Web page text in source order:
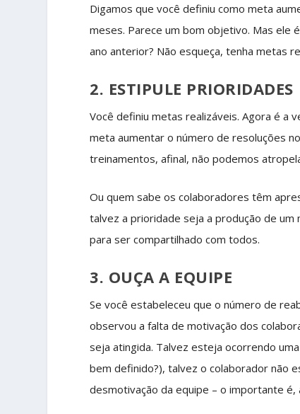
Digamos que você definiu como meta
meses. Parece um bom objetivo. Mas ele
ano anterior? Não esqueça, tenha metas
2. ESTIPULE PRIORIDADES
Você definiu metas realizáveis. Agora é a
meta aumentar o número de resoluções
treinamentos, afinal, não podemos
Ou quem sabe os colaboradores têm
talvez a prioridade seja a produção de
para ser compartilhado com todos.
3. OUÇA A EQUIPE
Se você estabeleceu que o número de
observou a falta de motivação dos
seja atingida. Talvez esteja ocorrendo
bem definido?), talvez o colaborador não
desmotivação da equipe – o importante